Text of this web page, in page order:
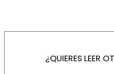
¿QUIERES LEER